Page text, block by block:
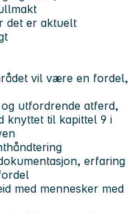
det er aktuelt
vil være en fordel,
utfordrende atferd,
knyttet til kapittel 9 i
erfaring
med mennesker med